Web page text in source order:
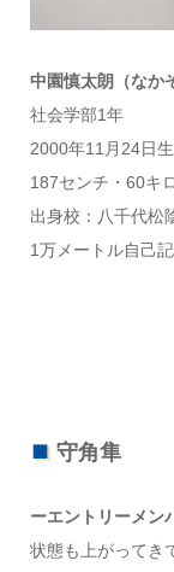
中園慎太朗（なか
社会学部1年
2000年11月24日
187センチ・60キ
出身校：八千代松
1万メートル自己
守角隼
ーエントリーメン
状態も上がってき